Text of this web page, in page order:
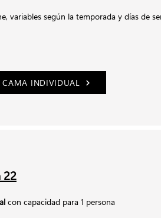
variables según la temporada y días de
CAMA INDIVIDUAL
22
con capacidad para 1 persona